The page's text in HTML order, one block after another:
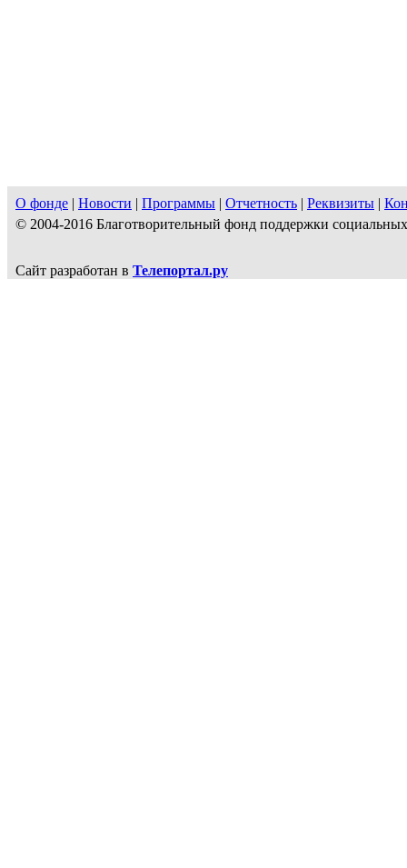
О фонде | Новости | Программы | Отчетность | Реквизиты |
© 2004-2016 Благотворительный фонд поддержки
Сайт разработан в Телепортал.ру